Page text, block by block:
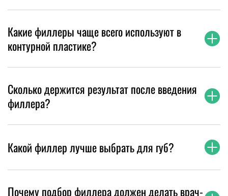
Какие филлеры чаще всего используют в
контурной пластике?
Сколько держится результат после введения
филлера?
Какой филлер лучше выбрать для губ?
Почему подбор филлера должен делать врач-